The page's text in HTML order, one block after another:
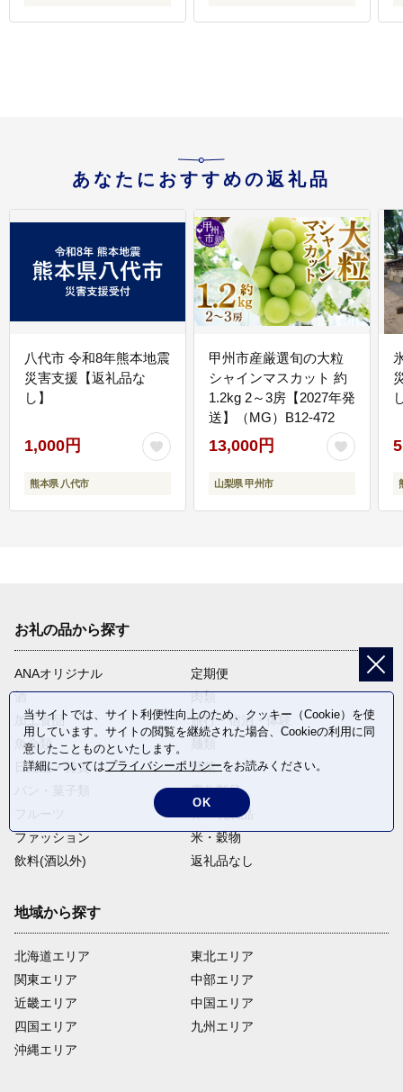
A5 等級 ギフト 贈答 小
ック 食べ比べ おすすめ
あなたにおすすめの返礼品
八代市 令和8年熊本地震
災害支援【返礼品な
し】
1,000円
熊本県 八代市
甲州市産厳選旬の大粒
シャインマスカット 約
1.2kg 2～3房【2027年発
送】（MG）B12-472
13,000円
山梨県 甲州市
お礼の品から探す
ANAオリジナル
定期便
酒
肉類
加工食品
旅行・宿泊・体験
魚介類
日用品・雑貨
野菜
電化製品
卵・乳製品
ファッション
米・穀物
飲料(酒以外)
返礼品なし
地域から探す
北海道エリア
関東エリア
近畿エリア
四国エリア
沖縄エリア
東北エリア
中部エリア
中国エリア
九州エリア
当サイトでは、サイト利便性向上のため、クッキー（Cookie）を使
用しています。サイトの閲覧を継続された場合、Cookieの利用に同
意したことものといたします。
詳細についてはプライバシーポリシーをお読みください。
OK